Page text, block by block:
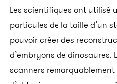
Les scientifiques ont utilisé
particules de la taille d’un
pouvoir créer des
d’embryons de dinosaures.
scanners